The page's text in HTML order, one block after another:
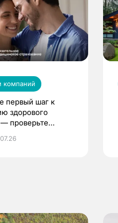
компаний
первый шаг к
здорового
проверьте